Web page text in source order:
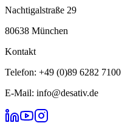
Nachtigalstraße 29
80638 München
Kontakt
Telefon: +49 (0)89 6282 7100
E-Mail: info@desativ.de